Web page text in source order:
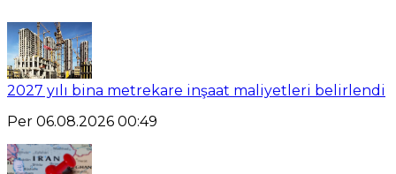
2027 yılı bina metrekare inşaat maliyetleri belirlendi
Per 06.08.2026 00:49